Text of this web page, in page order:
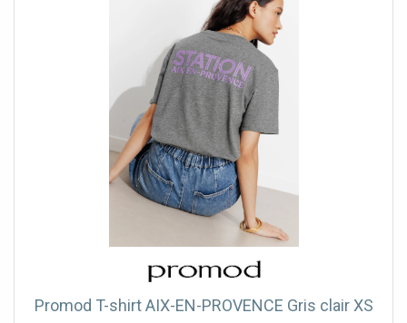
Promod T-shirt AIX-EN-PROVENCE Gris clair XS